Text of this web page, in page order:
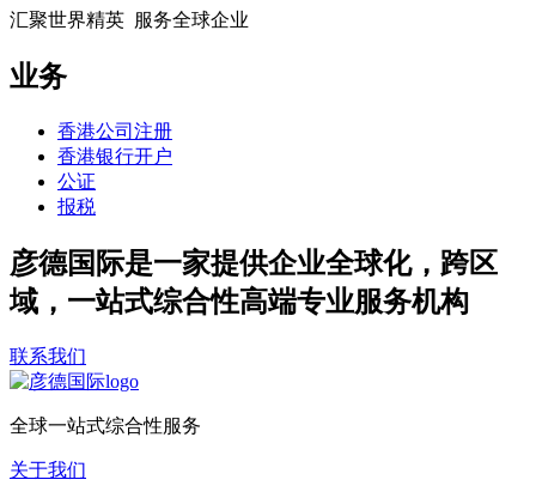
汇聚世界精英 服务全球企业
业务
香港公司注册
香港银行开户
公证
报税
彦德国际是一家提供企业全球化，跨区
域，一站式综合性高端专业服务机构
联系我们
全球一站式综合性服务
关于我们